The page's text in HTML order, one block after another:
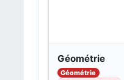
Géométrie
Géométrie